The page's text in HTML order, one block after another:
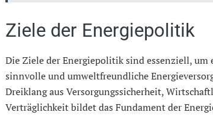
Ziele der Energiepolitik
Die Ziele der Energiepolitik sind essenziell, um
sinnvolle und umweltfreundliche
Dreiklang aus Versorgungssicherheit,
Verträglichkeit bildet das Fundament der